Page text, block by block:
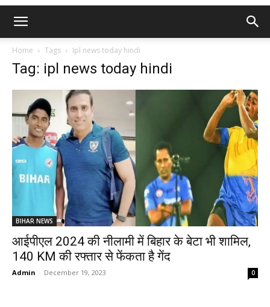
Home Tags Ipl news today hindi
Tag: ipl news today hindi
BIHAR NEWS
आईपीएल 2024 की नीलामी में बिहार के बेटा भी शामिल,
140 KM की रफ्तार से फेंकता है गेंद
Admin - December 19, 2023 0